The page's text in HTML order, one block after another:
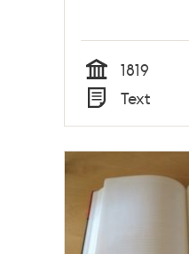
Tid
1819
Typ
Text